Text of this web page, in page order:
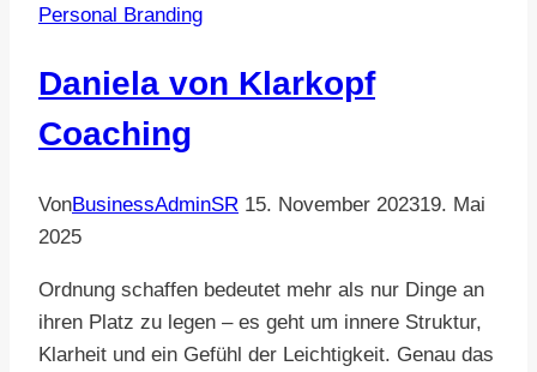
und
Personal Branding
Daniela von Klarkopf
Coaching
VonBusinessAdminSR 15. November 202319. Mai
2025
Ordnung schaffen bedeutet mehr als nur Dinge an
ihren Platz zu legen – es geht um innere Struktur,
Klarheit und ein Gefühl der Leichtigkeit. Genau das